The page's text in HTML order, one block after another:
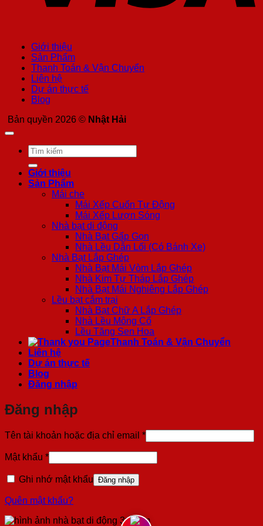
Giới thiệu
Sản Phẩm
Thanh Toán & Vận Chuyển
Liên hệ
Dự án thực tế
Blog
Bản quyền 2026 © Nhật Hải
Tìm
kiếm:
Giới thiệu
Sản Phẩm
Mái che
Mái Xếp Cuốn Tự Động
Mái Xếp Lượn Sóng
Nhà bạt di động
Nhà Bạt Gấp Gọn
Nhà Lều Dẫn Lối (Có Bánh Xe)
Nhà Bạt Lắp Ghép
Nhà Bạt Mái Vòm Lắp Ghép
Nhà Kim Tự Tháp Lắp Ghép
Nhà Bạt Mái Nghiêng Lắp Ghép
Lều bạt cắm trại
Nhà Bạt Chữ A Lắp Ghép
Nhà Lều Mông Cổ
Lều Tăng Sen Hoa
Thanh Toán & Vận Chuyển
Liên hệ
Dự án thực tế
Blog
Đăng nhập
Đăng nhập
Tên tài khoản hoặc địa chỉ email *Bắt
buộc
Mật khẩu *Bắt
buộc
Ghi nhớ mật khẩu Đăng nhập
Quên mật khẩu?